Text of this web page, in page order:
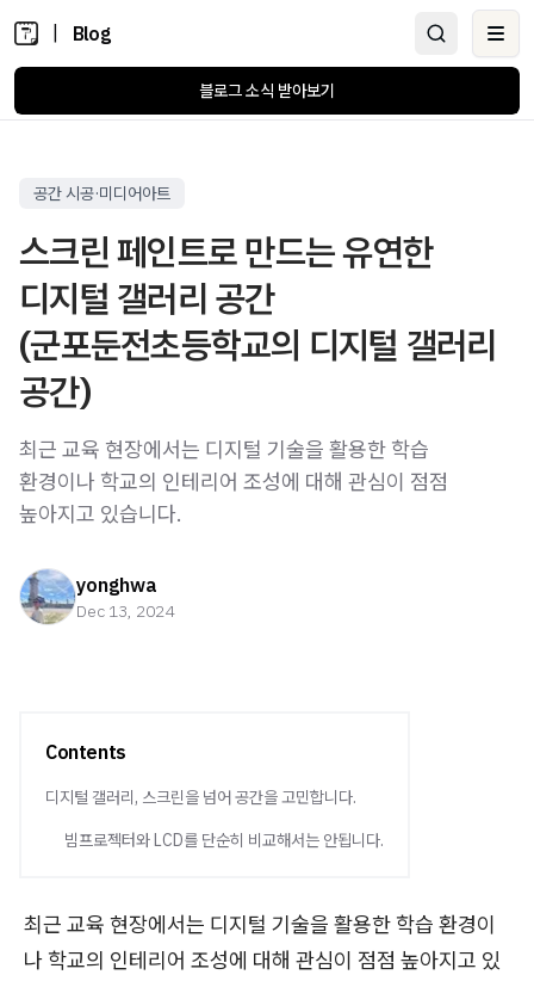
Blog
블로그 소식 받아보기
공간 시공·미디어아트
스크린 페인트로 만드는 유연한
디지털 갤러리 공간
(군포둔전초등학교의 디지털 갤러리
공간)
최근 교육 현장에서는 디지털 기술을 활용한 학습
환경이나 학교의 인테리어 조성에 대해 관심이 점점
높아지고 있습니다.
yonghwa
Dec 13, 2024
Contents
디지털 갤러리, 스크린을 넘어 공간을 고민합니다.
빔프로젝터와 LCD를 단순히 비교해서는 안됩니다.
최근 교육 현장에서는 디지털 기술을 활용한 학습 환경이
나 학교의 인테리어 조성에 대해 관심이 점점 높아지고 있